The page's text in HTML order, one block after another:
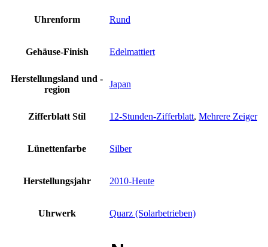
Uhrenform Rund
Gehäuse-Finish Edelmattiert
Herstellungsland und -
region
Japan
Zifferblatt Stil 12-Stunden-Zifferblatt, Mehrere Zeiger
Lünettenfarbe Silber
Herstellungsjahr 2010-Heute
Uhrwerk Quarz (Solarbetrieben)